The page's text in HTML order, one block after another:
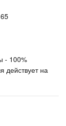
- 100%
действует на